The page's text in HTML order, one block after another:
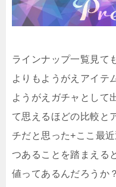
ラインナップ一覧見て
よりもようがえアイテ
ようがえガチャとして
て思えるほどの比較と
チだと思った+ここ最
つあることを踏まえる
値ってあるんだろうか